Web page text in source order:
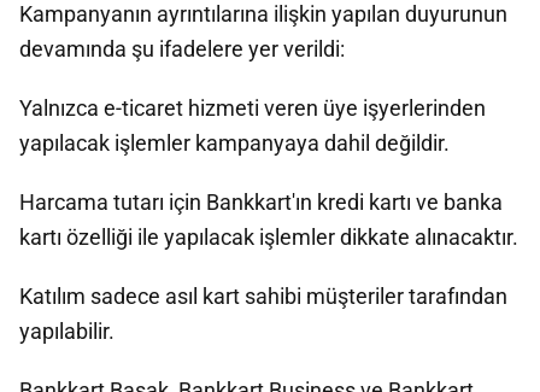
Kampanyanın ayrıntılarına ilişkin yapılan duyurunun
devamında şu ifadelere yer verildi:
Yalnızca e-ticaret hizmeti veren üye işyerlerinden
yapılacak işlemler kampanyaya dahil değildir.
Harcama tutarı için Bankkart'ın kredi kartı ve banka
kartı özelliği ile yapılacak işlemler dikkate alınacaktır.
Katılım sadece asıl kart sahibi müşteriler tarafından
yapılabilir.